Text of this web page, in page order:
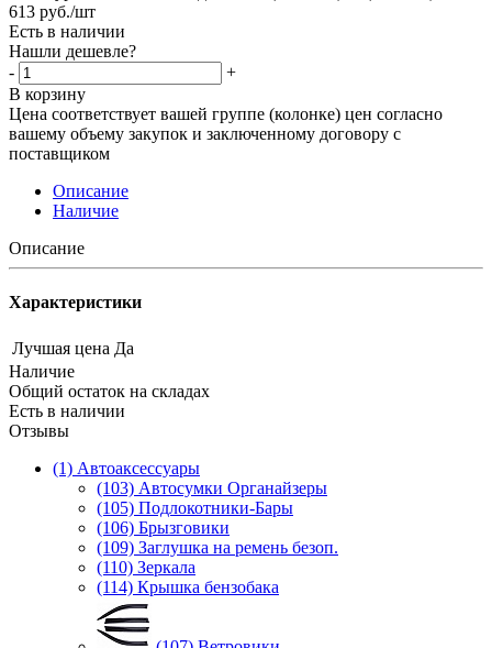
613 руб./шт
Есть в наличии
Нашли дешевле?
-
+
В корзину
Цена соответствует вашей группе (колонке) цен согласно
вашему объему закупок и заключенному договору с
поставщиком
Описание
Наличие
Описание
Характеристики
Лучшая цена Да
Наличие
Общий остаток на складах
Есть в наличии
Отзывы
(1) Автоаксессуары
(103) Автосумки Органайзеры
(105) Подлокотники-Бары
(106) Брызговики
(109) Заглушка на ремень безоп.
(110) Зеркала
(114) Крышка бензобака